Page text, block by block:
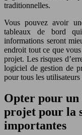
traditionnelles.
Vous pouvez avoir
tableaux de bord
informations seront
endroit tout ce que
projet. Les risques
logiciel de gestion de
pour tous les
Opter pour un
projet pour la
importantes